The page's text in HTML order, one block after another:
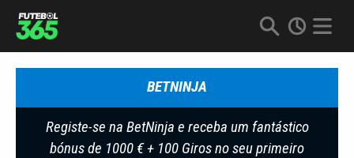
BETNINJA
Registe-se na BetNinja e receba um fantástico
bónus de 1000 € + 100 Giros no seu primeiro